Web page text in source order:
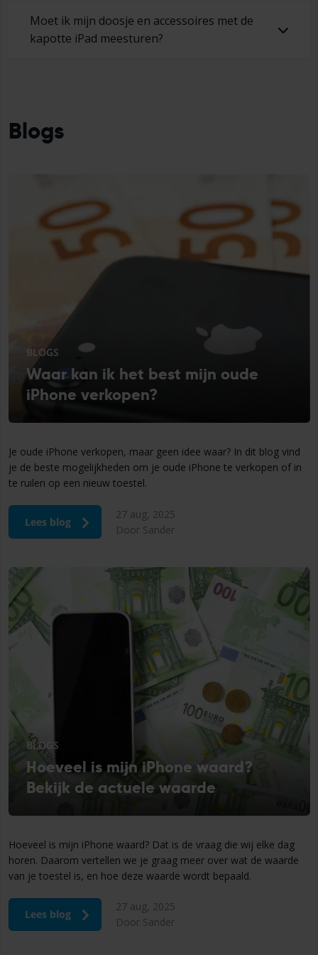
Moet ik mijn doosje en accessoires met de
kapotte iPad meesturen?
Blogs
BLOGS
Waar kan ik het best mijn oude
iPhone verkopen?
Je oude iPhone verkopen, maar geen idee waar? In dit blog vind
je de beste mogelijkheden om je oude iPhone te verkopen of in
te ruilen op een nieuw toestel.
Lees blog
27 aug, 2025
Door Sander
BLOGS
Hoeveel is mijn iPhone waard?
Bekijk de actuele waarde
Hoeveel is mijn iPhone waard? Dat is de vraag die wij elke dag
horen. Daarom vertellen we je graag meer over wat de waarde
van je toestel is, en hoe deze waarde wordt bepaald.
Lees blog
27 aug, 2025
Door Sander